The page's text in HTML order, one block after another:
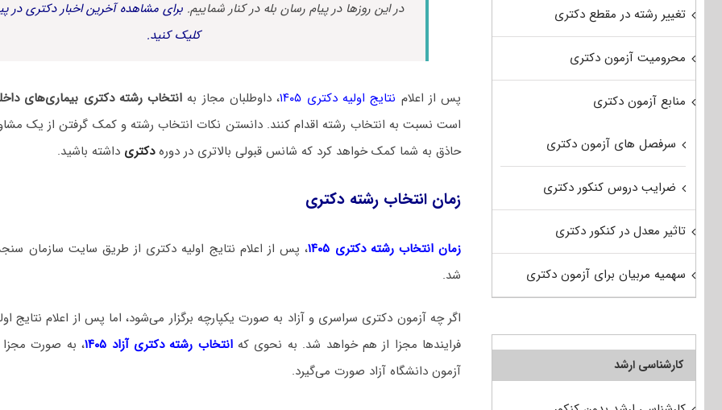
در این روزها در پیام رسان بله در کنار شماییم. برای مشاهده آخرین اخبار دکتری در
کلیک کنید.
پس از اعلام نتایج اولیه دکتری ۱۴۰۵ ، داوطلبان مجاز به انتخاب رشته دکتری بیماری‌های
است نسبت به انتخاب رشته اقدام کنند. دانستن نکات انتخاب رشته و کمک گرفتن از یک
حاذق به شما کمک خواهد کرد که شانس قبولی بالاتری در دورهدکتری داشته باشید.
زمان انتخاب رشته دکتری
زمان انتخاب رشته دکتری ۱۴۰۵
، پس از اعلام نتایج اولیه دکتری از طریق سایت سازمان
شد.
اگر چه آزمون دکتری سراسری و آزاد به صورت یکپارچه برگزار می‌شود، اما پس از اعلام نتایج
فرایندها مجزا از هم خواهد شد. به نحوی که انتخاب رشته دکتری آزاد ۱۴۰۵
، به صورت
آزمون دانشگاه آزاد صورت می‌گیرد.
تغییر رشته در مقطع دکتری
محرومیت آزمون دکتری
منابع آزمون دکتری
سرفصل های آزمون دکتری
ضرایب دروس کنکور دکتری
تاثیر معدل در کنکور دکتری
سهمیه مربیان برای آزمون دکتری
کارشناسی ارشد